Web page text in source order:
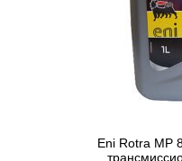
Eni Rotra MP